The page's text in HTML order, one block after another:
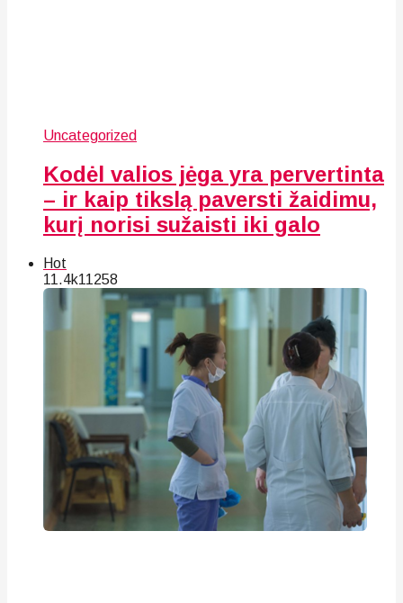
Uncategorized
Kodėl valios jėga yra pervertinta
– ir kaip tikslą paversti žaidimu,
kurį norisi sužaisti iki galo
Hot
11.4k11258